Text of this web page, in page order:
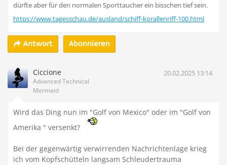
dürfte aber für den normalen Sporttaucher ein bisschen tief sein.
https://www.tagesschau.de/ausland/schiff-korallenriff-100.html
Antwort Abonnieren
Ciccione
Advanced Technical
Mermaid
20.02.2025 13:14
Wird das Ding nun im "Golf von Mexico" oder im "Golf von
Amerika " versenkt?
Bei der gegenwärtig verwirrenden Nachrichtenlage krieg
ich vom Kopfschütteln langsam Schleudertrauma